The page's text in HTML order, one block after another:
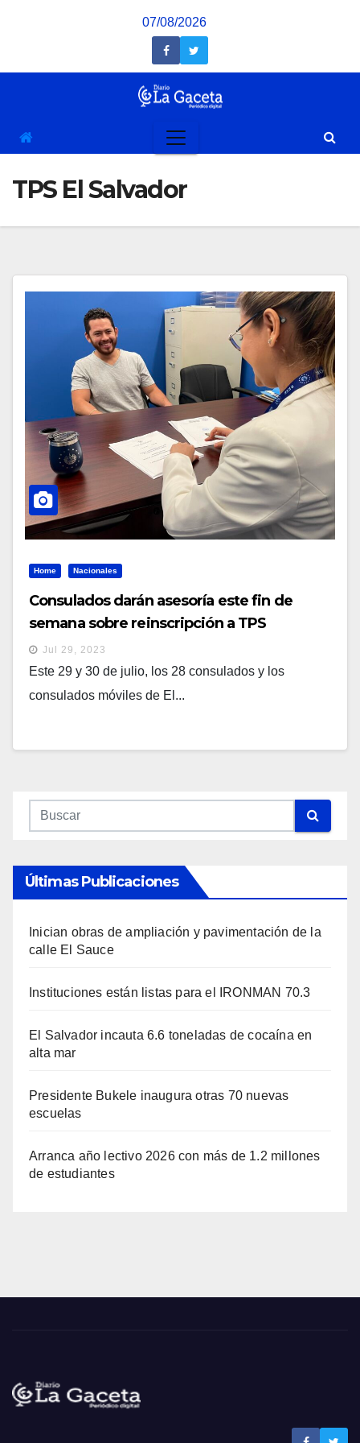
07/08/2026
TPS El Salvador
Home Nacionales
Consulados darán asesoría este fin de
semana sobre reinscripción a TPS
Jul 29, 2023
Este 29 y 30 de julio, los 28 consulados y los
consulados móviles de El...
Últimas Publicaciones
Inician obras de ampliación y pavimentación de la
calle El Sauce
Instituciones están listas para el IRONMAN 70.3
El Salvador incauta 6.6 toneladas de cocaína en
alta mar
Presidente Bukele inaugura otras 70 nuevas
escuelas
Arranca año lectivo 2026 con más de 1.2 millones
de estudiantes